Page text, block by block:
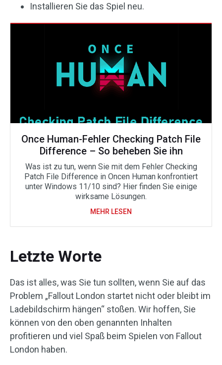
Installieren Sie das Spiel neu.
Once Human-Fehler Checking Patch File
Difference – So beheben Sie ihn
Was ist zu tun, wenn Sie mit dem Fehler Checking
Patch File Difference in Oncen Human konfrontiert
unter Windows 11/10 sind? Hier finden Sie einige
wirksame Lösungen.
MEHR LESEN
Letzte Worte
Das ist alles, was Sie tun sollten, wenn Sie auf das
Problem „Fallout London startet nicht oder bleibt im
Ladebildschirm hängen“ stoßen. Wir hoffen, Sie
können von den oben genannten Inhalten
profitieren und viel Spaß beim Spielen von Fallout
London haben.